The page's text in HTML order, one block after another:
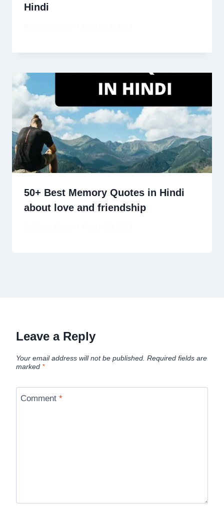
Hindi
50+ Best Memory Quotes in Hindi
about love and friendship
Leave a Reply
Your email address will not be published. Required fields are
marked *
Comment *